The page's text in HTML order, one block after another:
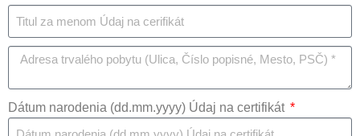
Dátum narodenia (dd.mm.yyyy) Údaj na certifikát